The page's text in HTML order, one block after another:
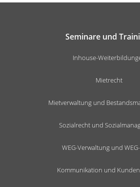
Seminare und
Inhouse-
Mietrecht
Mietverwaltung und
Sozialrecht und
WEG-Verwaltung und
Kommunikation und